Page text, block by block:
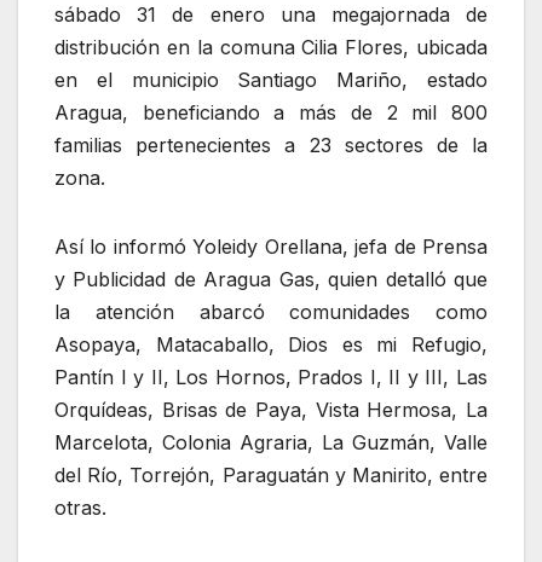
sábado 31 de enero una megajornada de
distribución en la comuna Cilia Flores, ubicada
en el municipio Santiago Mariño, estado
Aragua, beneficiando a más de 2 mil 800
familias pertenecientes a 23 sectores de la
zona.
Así lo informó Yoleidy Orellana, jefa de Prensa
y Publicidad de Aragua Gas, quien detalló que
la atención abarcó comunidades como
Asopaya, Matacaballo, Dios es mi Refugio,
Pantín I y II, Los Hornos, Prados I, II y III, Las
Orquídeas, Brisas de Paya, Vista Hermosa, La
Marcelota, Colonia Agraria, La Guzmán, Valle
del Río, Torrejón, Paraguatán y Manirito, entre
otras.